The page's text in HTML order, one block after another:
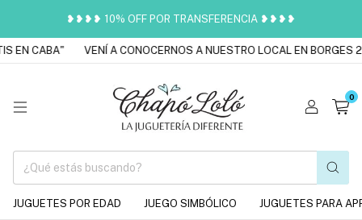
❥❥❥❥ 10% OFF POR TRANSFERENCIA ❥❥❥❥
EN CABA" VENÍ A CONOCERNOS A NUESTRO LOCAL EN BORGES
0
JUGUETES POR EDAD JUEGO SIMBÓLICO JUGUETES PARA